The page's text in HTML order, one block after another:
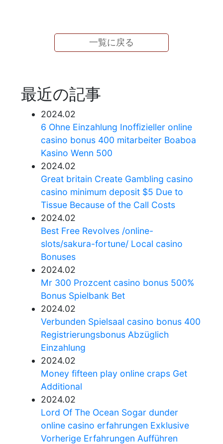
一覧に戻る
最近の記事
2024.02
6 Ohne Einzahlung Inoffizieller online
casino bonus 400 mitarbeiter Boaboa
Kasino Wenn 500
2024.02
Great britain Create Gambling casino
casino minimum deposit $5 Due to
Tissue Because of the Call Costs
2024.02
Best Free Revolves /online-
slots/sakura-fortune/ Local casino
Bonuses
2024.02
Mr 300 Prozcent casino bonus 500%
Bonus Spielbank Bet
2024.02
Verbunden Spielsaal casino bonus 400
Registrierungsbonus Abzüglich
Einzahlung
2024.02
Money fifteen play online craps Get
Additional
2024.02
Lord Of The Ocean Sogar dunder
online casino erfahrungen Exklusive
Vorherige Erfahrungen Aufführen